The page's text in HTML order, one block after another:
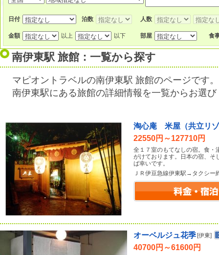
日付 泊数 人数
金額 以上 以下 部屋 食
南伊東駅 旅館：一覧から探す
マピオントラベルの南伊東駅 旅館のページです。
南伊東駅にある旅館の詳細情報を一覧からお選
淘心庵 米屋（共立リ
22550円～127710円
全１７室のもてなしの宿。食・
がけております。日本の宿、そ
ば幸いです。
ＪＲ伊豆急線伊東駅→タクシー
オーベルジュ花季 [伊東]
40700円～61600円